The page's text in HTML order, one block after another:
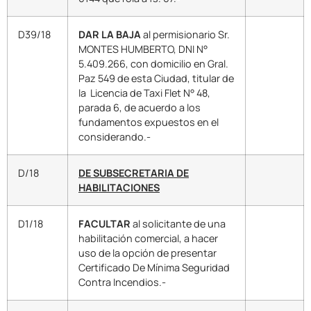
D39/18 DAR LA BAJAal permisionario Sr.
MONTES HUMBERTO, DNI N°
5.409.266, con domicilio en Gral.
Paz 549 de esta Ciudad, titular de
la Licencia de Taxi Flet N° 48,
parada 6, de acuerdo a los
fundamentos expuestos en el
considerando.-
D/18
DE SUBSECRETARIA DE
HABILITACIONES
D1/18 FACULTAR al solicitante de una
habilitación comercial, a hacer
uso de la opción de presentar
Certificado De Mínima Seguridad
Contra Incendios.-